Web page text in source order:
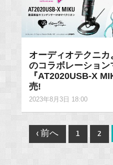
オーディオテクニカ
のコラボレーション
『AT2020USB-X
売!
2023年8月3日 18:00
Post
navigation
‹ 前へ 1 2